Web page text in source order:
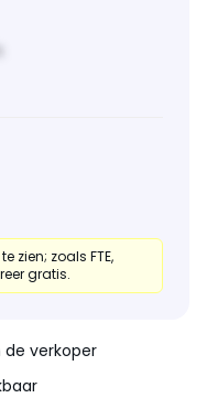
zien; zoals FTE,
gratis.
verkoper